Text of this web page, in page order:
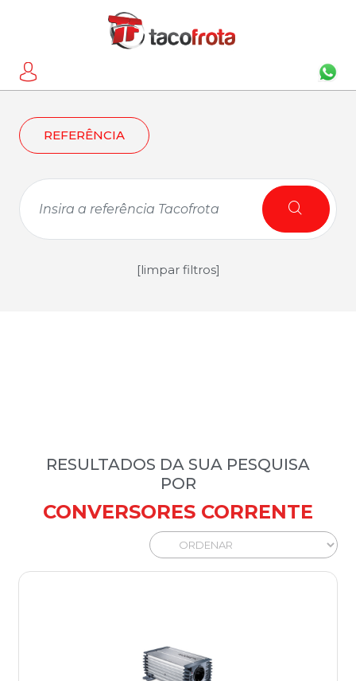
REFERÊNCIA
[limpar filtros]
RESULTADOS DA SUA PESQUISA
POR
CONVERSORES CORRENTE